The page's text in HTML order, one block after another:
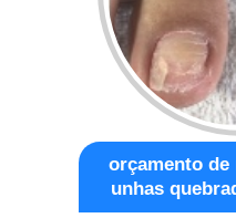
orçamento de
unhas